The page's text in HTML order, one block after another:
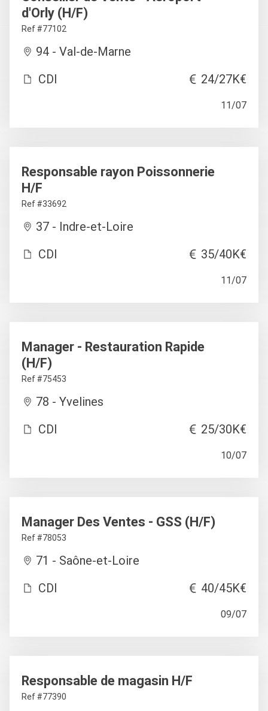
d'Orly (H/F)
Ref #77102
94 - Val-de-Marne
CDI
24/27K€
11/07
Responsable rayon Poissonnerie
H/F
Ref #33692
37 - Indre-et-Loire
CDI
35/40K€
11/07
Manager - Restauration Rapide
(H/F)
Ref #75453
78 - Yvelines
CDI
25/30K€
10/07
Manager Des Ventes - GSS (H/F)
Ref #78053
71 - Saône-et-Loire
CDI
40/45K€
09/07
Responsable de magasin H/F
Ref #77390